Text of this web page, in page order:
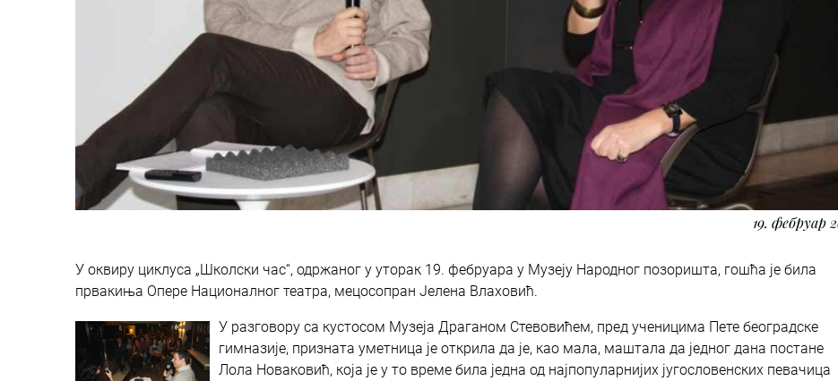
19. фебруар
У оквиру циклуса „Школски час“, одржаног у уторак 19. фебруара у Музеју Народног позоришта, гошћа је била
првакиња Опере Националног театра, мецосопран Јелена Влаховић.
У разговору са кустосом Музеја Драганом Стевовићем, пред ученицима Пете београдске
гимназије, призната уметница је открила да је, као мала, маштала да једног дана постане
Лола Новаковић, која је у то време била једна од најпопуларнијих југословенских певачица